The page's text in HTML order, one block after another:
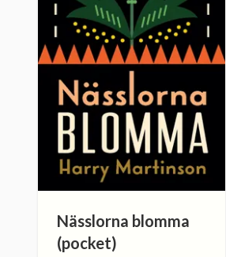
Nässlorna blomma
(pocket)